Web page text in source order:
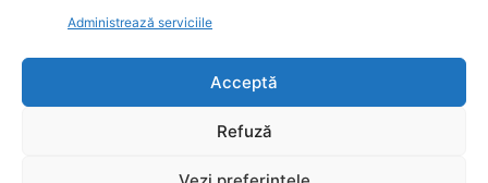
Administrează serviciile
Acceptă
Refuză
Educatie
Cultura
149